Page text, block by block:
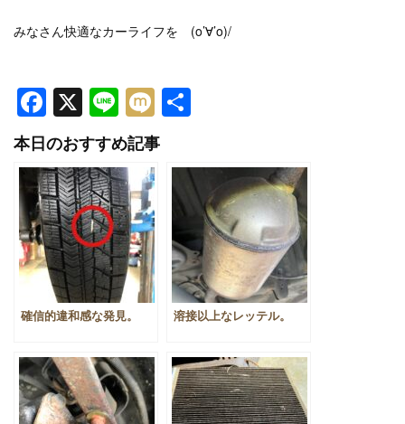
みなさん快適なカーライフを (o’∀’o)/
Facebook
X LineMixi
本日のおすすめ記事
確信的違和感な発見。 溶接以上なレッテル。